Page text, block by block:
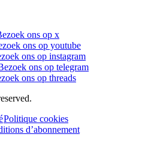
ons op x
ons op youtube
ons op instagram
ons op telegram
ons op threads
Politique cookies
d’abonnement